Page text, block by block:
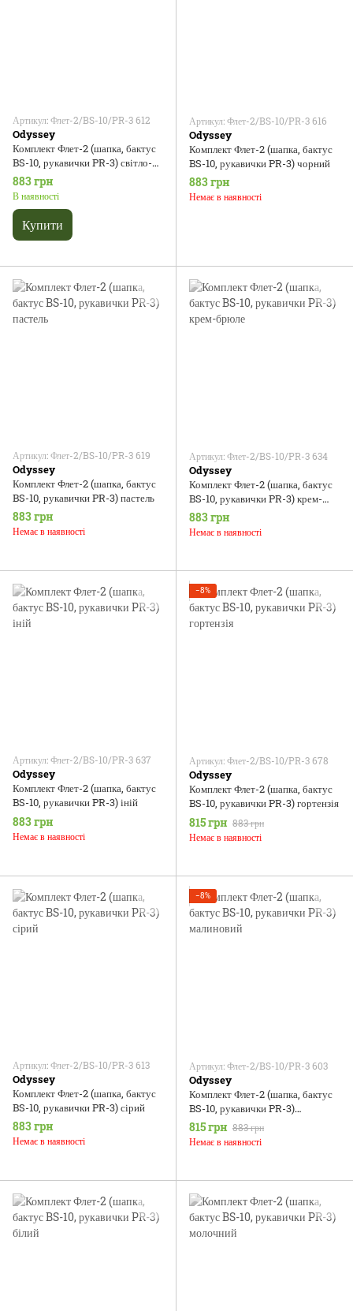
Артикул: Флет-2/BS-10/PR-3 612
Odyssey
Комплект Флет-2 (шапка, бактус
BS-10, рукавички PR-3) світло-
сірий
883 грн
В наявності
Купити
Артикул: Флет-2/BS-10/PR-3 616
Odyssey
Комплект Флет-2 (шапка, бактус
BS-10, рукавички PR-3) чорний
883 грн
Немає в наявності
Артикул: Флет-2/BS-10/PR-3 619
Odyssey
Комплект Флет-2 (шапка, бактус
BS-10, рукавички PR-3) пастель
883 грн
Немає в наявності
Артикул: Флет-2/BS-10/PR-3 634
Odyssey
Комплект Флет-2 (шапка, бактус
BS-10, рукавички PR-3) крем-
брюле
883 грн
Немає в наявності
Артикул: Флет-2/BS-10/PR-3 637
Odyssey
Комплект Флет-2 (шапка, бактус
BS-10, рукавички PR-3) іній
883 грн
Немає в наявності
−8%
Артикул: Флет-2/BS-10/PR-3 678
Odyssey
Комплект Флет-2 (шапка, бактус
BS-10, рукавички PR-3) гортензія
815 грн 883 грн
Немає в наявності
Артикул: Флет-2/BS-10/PR-3 613
Odyssey
Комплект Флет-2 (шапка, бактус
BS-10, рукавички PR-3) сірий
883 грн
Немає в наявності
−8%
Артикул: Флет-2/BS-10/PR-3 603
Odyssey
Комплект Флет-2 (шапка, бактус
BS-10, рукавички PR-3)
малиновий
815 грн 883 грн
Немає в наявності